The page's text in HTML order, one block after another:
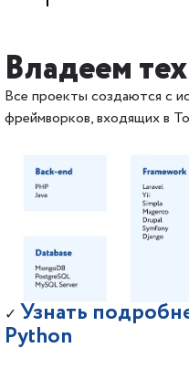
Владеем
Все проекты создаются с
фреймворков, входящих в
✓ Узнать
Python